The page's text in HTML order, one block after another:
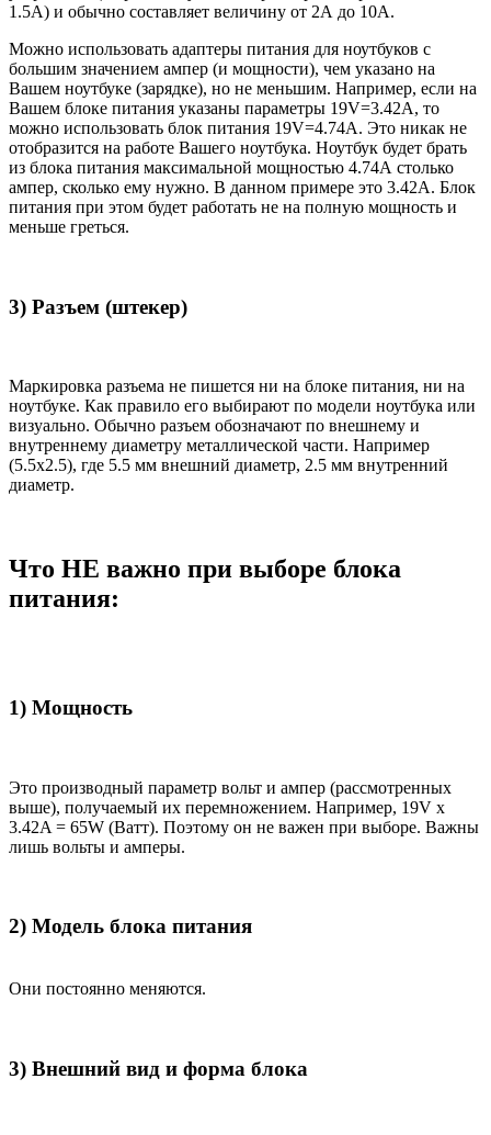
1.5A) и обычно составляет величину от 2А до 10A.
Можно использовать адаптеры питания для ноутбуков с
большим значением ампер (и мощности), чем указано на
Вашем ноутбуке (зарядке), но не меньшим. Например, если на
Вашем блоке питания указаны параметры 19V=3.42A, то
можно использовать блок питания 19V=4.74A. Это никак не
отобразится на работе Вашего ноутбука. Ноутбук будет брать
из блока питания максимальной мощностью 4.74А столько
ампер, сколько ему нужно. В данном примере это 3.42А. Блок
питания при этом будет работать не на полную мощность и
меньше греться.
3) Разъем (штекер)
Маркировка разъема не пишется ни на блоке питания, ни на
ноутбуке. Как правило его выбирают по модели ноутбука или
визуально. Обычно разъем обозначают по внешнему и
внутреннему диаметру металлической части. Например
(5.5x2.5), где 5.5 мм внешний диаметр, 2.5 мм внутренний
диаметр.
Что НЕ важно при выборе блока
питания:
1) Мощность
Это производный параметр вольт и ампер (рассмотренных
выше), получаемый их перемножением. Например, 19V x
3.42A = 65W (Ватт). Поэтому он не важен при выборе. Важны
лишь вольты и амперы.
2) Модель блока питания
Они постоянно меняются.
3) Внешний вид и форма блока